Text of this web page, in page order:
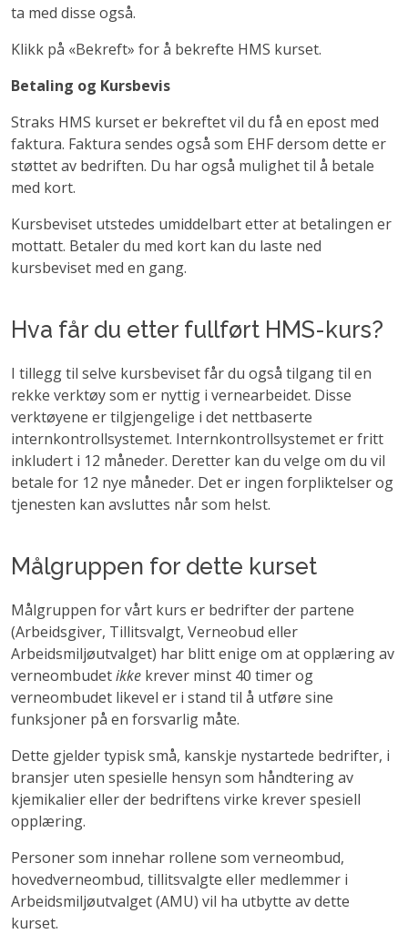
ta med disse også.
Klikk på «Bekreft» for å bekrefte HMS kurset.
Betaling og Kursbevis
Straks HMS kurset er bekreftet vil du få en epost med
faktura. Faktura sendes også som EHF dersom dette er
støttet av bedriften. Du har også mulighet til å betale
med kort.
Kursbeviset utstedes umiddelbart etter at betalingen er
mottatt. Betaler du med kort kan du laste ned
kursbeviset med en gang.
Hva får du etter fullført HMS-kurs?
I tillegg til selve kursbeviset får du også tilgang til en
rekke verktøy som er nyttig i vernearbeidet. Disse
verktøyene er tilgjengelige i det nettbaserte
internkontrollsystemet. Internkontrollsystemet er fritt
inkludert i 12 måneder. Deretter kan du velge om du vil
betale for 12 nye måneder. Det er ingen forpliktelser og
tjenesten kan avsluttes når som helst.
Målgruppen for dette kurset
Målgruppen for vårt kurs er bedrifter der partene
(Arbeidsgiver, Tillitsvalgt, Verneobud eller
Arbeidsmiljøutvalget) har blitt enige om at opplæring av
verneombudetikke krever minst 40 timer og
verneombudet likevel er i stand til å utføre sine
funksjoner på en forsvarlig måte.
Dette gjelder typisk små, kanskje nystartede bedrifter, i
bransjer uten spesielle hensyn som håndtering av
kjemikalier eller der bedriftens virke krever spesiell
opplæring.
Personer som innehar rollene som verneombud,
hovedverneombud, tillitsvalgte eller medlemmer i
Arbeidsmiljøutvalget (AMU) vil ha utbytte av dette
kurset.